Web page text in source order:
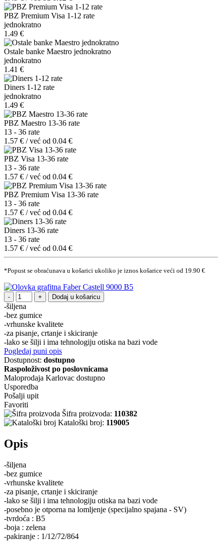
PBZ Premium Visa 1-12 rate
jednokratno
1.49 €
Ostale banke Maestro jednokratno
jednokratno
1.41 €
Diners 1-12 rate
jednokratno
1.49 €
PBZ Maestro 13-36 rate
13 - 36 rate
1.57 € / već od 0.04 €
PBZ Visa 13-36 rate
13 - 36 rate
1.57 € / već od 0.04 €
PBZ Premium Visa 13-36 rate
13 - 36 rate
1.57 € / već od 0.04 €
Diners 13-36 rate
13 - 36 rate
1.57 € / već od 0.04 €
*Popust se obraćunava u košarici ukoliko je iznos košarice veći od 19.90 €
Dodaj u košaricu
-šiljena
-bez gumice
-vrhunske kvalitete
-za pisanje, crtanje i skiciranje
-lako se šilji i ima tehnologiju otiska na bazi vode
Pogledaj puni opis
Dostupnost: dostupno
Raspoloživost po poslovnicama
Maloprodaja Karlovac dostupno
Usporedba
Pošalji upit
Favoriti
Šifra proizvoda: 110382
Kataloški broj: 119005
Opis
-šiljena
-bez gumice
-vrhunske kvalitete
-za pisanje, crtanje i skiciranje
-lako se šilji i ima tehnologiju otiska na bazi vode
-posebno je otporna na lomljenje (specijalno spajana - SV)
-tvrdoća : B5
-boja : zelena
-pakiranje : 1/12/72/864